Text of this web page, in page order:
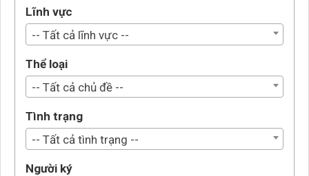
Lĩnh vực
-- Tất cả lĩnh vực --
Thể loại
-- Tất cả chủ đề --
Tình trạng
-- Tất cả tình trạng --
Người ký